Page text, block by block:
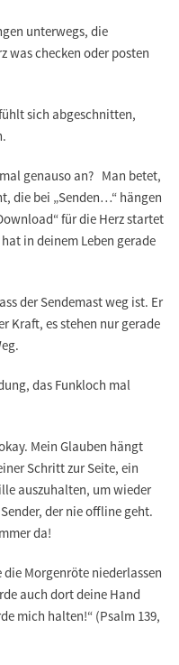
unterwegs, die
was checken oder posten
sich abgeschnitten,
genauso an? Man betet,
die bei „Senden…“ hängen
für die Herz startet
in deinem Leben gerade
der Sendemast weg ist. Er
Kraft, es stehen nur gerade
das Funkloch mal
Mein Glauben hängt
Schritt zur Seite, ein
auszuhalten, um wieder
der nie offline geht.
da!
Morgenröte niederlassen
auch dort deine Hand
mich halten!“ (Psalm 139,